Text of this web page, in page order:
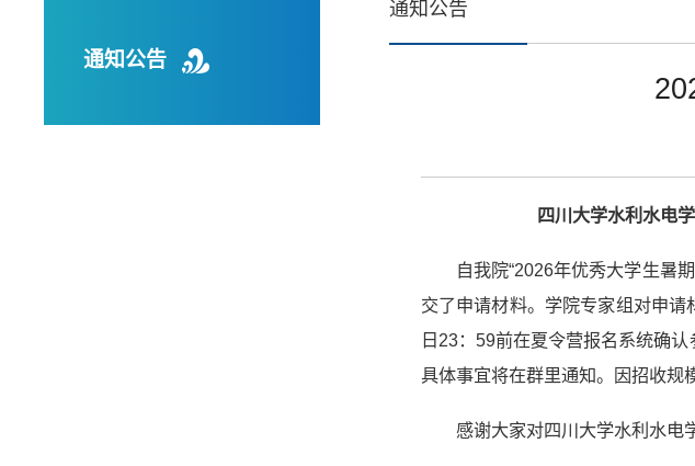
通知公告
通知公告
四川大学水利水电
自我院“2026年优秀大学生暑
交了申请材料。学院专家组对申
日23：59前在夏令营报名系统确
具体事宜将在群里通知。因招收规
感谢大家对四川大学水利水电